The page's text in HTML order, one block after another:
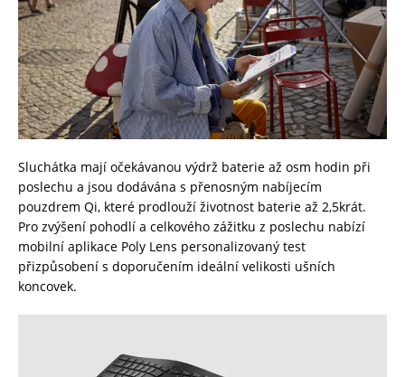
Sluchátka mají očekávanou výdrž baterie až osm hodin při
poslechu a jsou dodávána s přenosným nabíjecím
pouzdrem Qi, které prodlouží životnost baterie až 2,5krát.
Pro zvýšení pohodlí a celkového zážitku z poslechu nabízí
mobilní aplikace Poly Lens personalizovaný test
přizpůsobení s doporučením ideální velikosti ušních
koncovek.